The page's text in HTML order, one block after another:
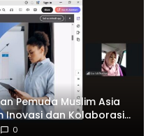
Pemuda Muslim Asia
Inovasi dan Kolaborasi
0